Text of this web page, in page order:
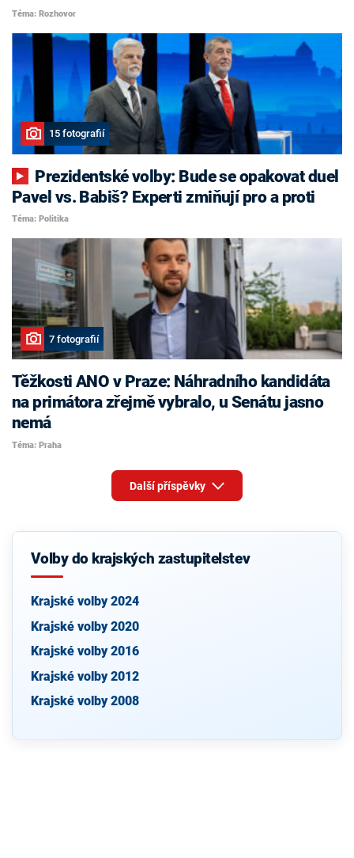
Téma: Rozhovor
15 fotografií
Pavel vs. Babiš? Experti zmiňují pro a proti
Téma: Politika
7 fotografií
Těžkosti ANO v Praze: Náhradního kandidáta
na primátora zřejmě vybralo, u Senátu jasno
nemá
Téma: Praha
Další příspěvky
Volby do krajských zastupitelstev
Krajské volby 2024
Krajské volby 2020
Krajské volby 2016
Krajské volby 2012
Krajské volby 2008